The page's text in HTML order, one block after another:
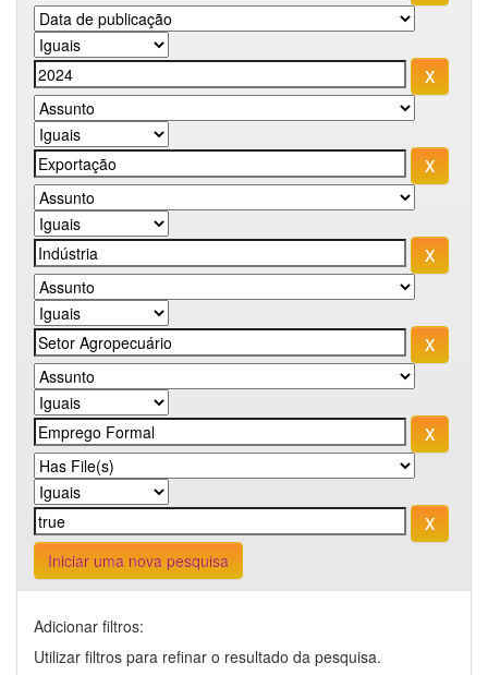
Iniciar uma nova pesquisa
Adicionar filtros:
Utilizar filtros para refinar o resultado da pesquisa.